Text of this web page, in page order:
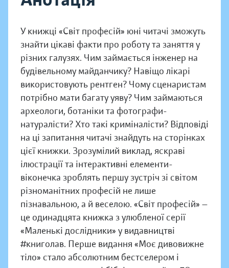
У книжці «Світ професій» юні читачі зможуть
знайти цікаві факти про роботу та заняття у
різних галузях. Чим займається інженер на
будівельному майданчику? Навіщо лікарі
використовують рентген? Чому сценаристам
потрібно мати багату уяву? Чим займаються
археологи, ботаніки та фотографи-
натуралісти? Хто такі криміналісти? Відповіді
на ці запитання читачі знайдуть на сторінках
цієї книжки. Зрозумілий виклад, яскраві
ілюстрації та інтерактивні елементи-
віконечка зроблять першу зустріч зі світом
різноманітних професій не лише
пізнавальною, а й веселою. «Світ професій» —
це одинадцята книжка з улюбленої серії
«Маленькі дослідники» у видавництві
#книголав. Перше видання «Моє дивовижне
тіло» стало абсолютним бестселером і